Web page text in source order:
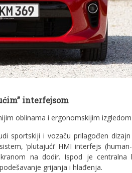
interfejsom
oblinama i ergonomskijim
sportskiji i vozaču prilagođen
‘plutajući’ HMI interfejs
na dodir. Ispod je centralna
grijanja i hlađenja.